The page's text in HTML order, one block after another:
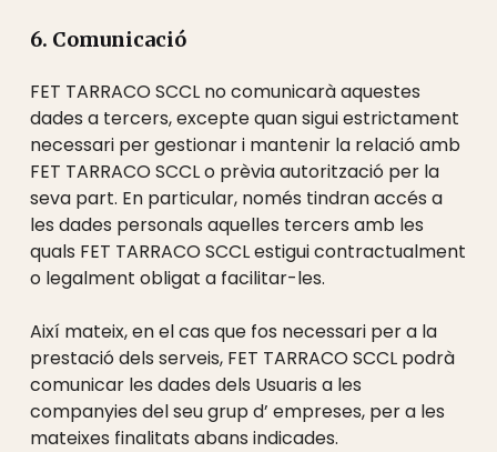
6. Comunicació
FET TARRACO SCCL no comunicarà aquestes
dades a tercers, excepte quan sigui estrictament
necessari per gestionar i mantenir la relació amb
FET TARRACO SCCL o prèvia autorització per la
seva part. En particular, només tindran accés a
les dades personals aquelles tercers amb les
quals FET TARRACO SCCL estigui contractualment
o legalment obligat a facilitar-les.
Així mateix, en el cas que fos necessari per a la
prestació dels serveis, FET TARRACO SCCL podrà
comunicar les dades dels Usuaris a les
companyies del seu grup d’ empreses, per a les
mateixes finalitats abans indicades.